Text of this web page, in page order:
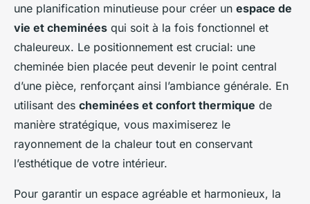
une planification minutieuse pour créer un espace de
vie et cheminées qui soit à la fois fonctionnel et
chaleureux. Le positionnement est crucial: une
cheminée bien placée peut devenir le point central
d’une pièce, renforçant ainsi l’ambiance générale. En
utilisant des cheminées et confort thermique de
manière stratégique, vous maximiserez le
rayonnement de la chaleur tout en conservant
l’esthétique de votre intérieur.
Pour garantir un espace agréable et harmonieux, la